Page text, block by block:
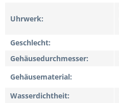
Uhrwerk
Geschlecht
Gehäusedurchmesser
Gehäusematerial
Wasserdichtheit